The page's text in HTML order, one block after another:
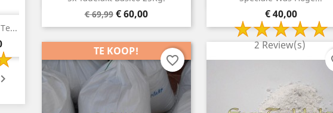
Tadelakt Pack Voor Paneel-...
Basisprijs
€ 431,53Prijs
€ 396,53
Snelle weergave Tadelakt Pack Om Badkamer...
Basisprijs
€ 340,78Prijs
€ 315,78
Snelle weergave 2x

Basisprijs
€ 69,99 Prijs
€ 60,00 Prijs
€ 40,00
2 Review(s)
TE KOOP!
favorite_border